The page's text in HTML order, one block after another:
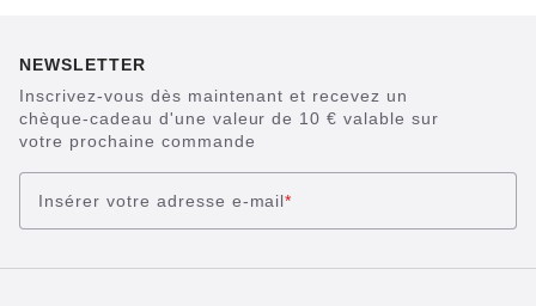
NEWSLETTER
Inscrivez-vous dès maintenant et recevez un
chèque-cadeau d'une valeur de 10 € valable sur
votre prochaine commande
Insérer votre adresse e-mail*